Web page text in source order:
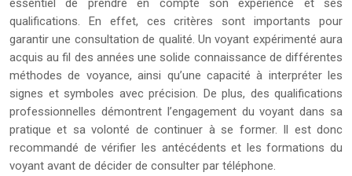
essentiel de prendre en compte son expérience et ses
qualifications. En effet, ces critères sont importants pour
garantir une consultation de qualité. Un voyant expérimenté aura
acquis au fil des années une solide connaissance de différentes
méthodes de voyance, ainsi qu’une capacité à interpréter les
signes et symboles avec précision. De plus, des qualifications
professionnelles démontrent l’engagement du voyant dans sa
pratique et sa volonté de continuer à se former. Il est donc
recommandé de vérifier les antécédents et les formations du
voyant avant de décider de consulter par téléphone.